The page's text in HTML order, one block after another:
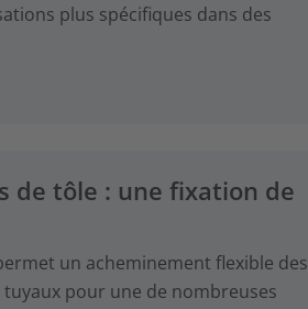
plus spécifiques dans des
de tôle : une fixation de
un acheminement flexible des
tuyaux pour une de nombreuses